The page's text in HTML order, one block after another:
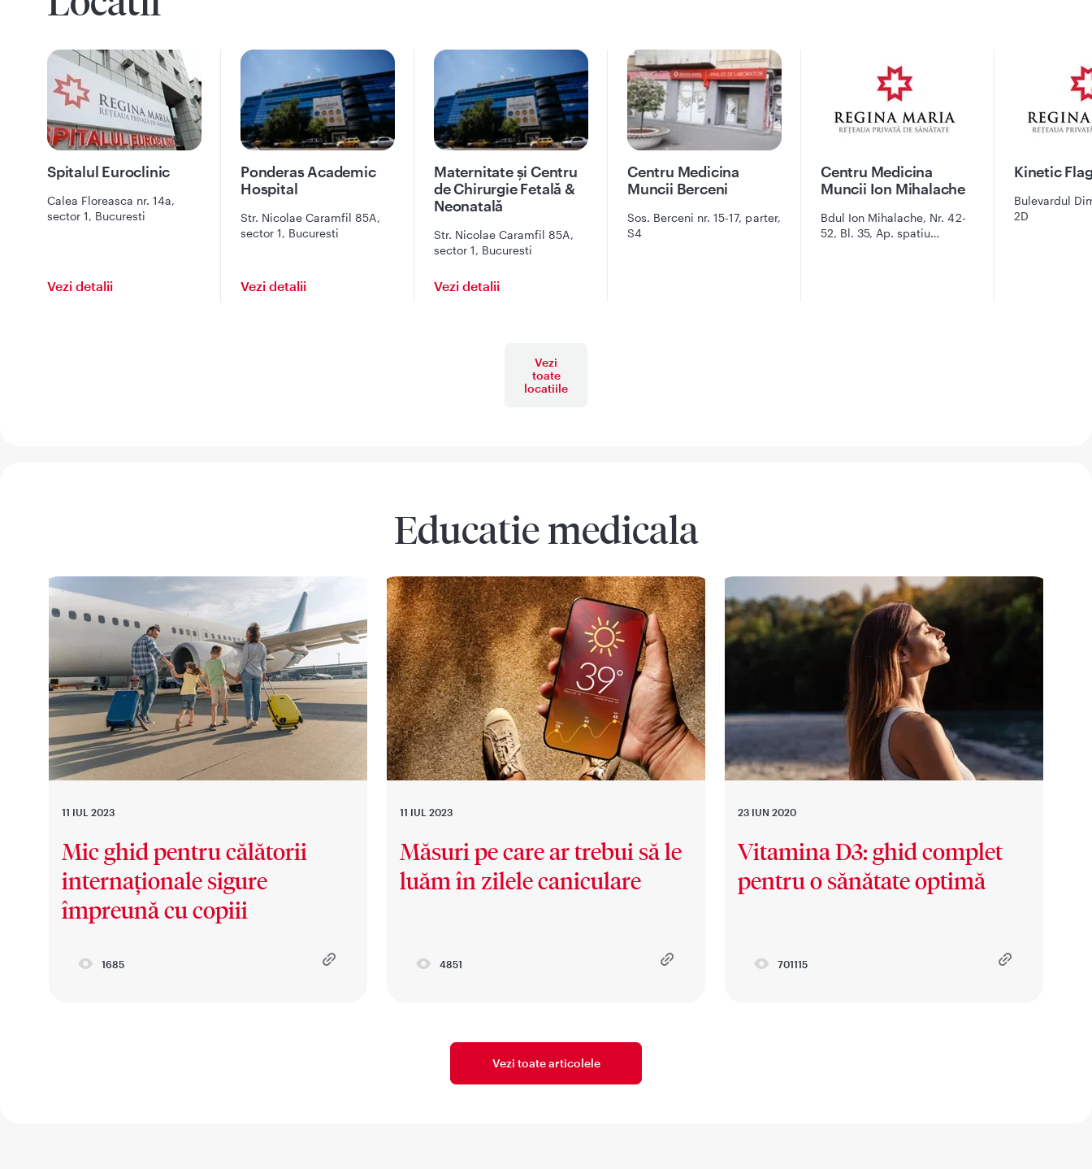
Spitalul Euroclinic
Calea Floreasca nr. 14a,
sector 1, Bucuresti
Vezi detalii
Ponderas Academic
Hospital
Str. Nicolae Caramfil 85A,
sector 1, Bucuresti
Vezi detalii
Maternitate și Centru
de Chirurgie Fetală &
Neonatală
Str. Nicolae Caramfil 85A,
sector 1, Bucuresti
Vezi detalii
Centru Medicina
Muncii Berceni
Sos. Berceni nr. 15-17, parter,
S4
Centru Medicina
Muncii Ion Mihalache
Bdul Ion Mihalache, Nr. 42-
52, Bl. 35, Ap. spatiu
Kinetic
Bulevardul
2D
Vezi
toate
locatiile
Educatie medicala
11 IUL 2023
Mic ghid pentru călătorii
internaționale sigure
împreună cu copiii
1685
11 IUL 2023
Măsuri pe care ar trebui să le
luăm în zilele caniculare
4851
23 IUN 2020
Vitamina D3: ghid complet
pentru o sănătate optimă
701115
Vezi toate articolele